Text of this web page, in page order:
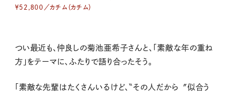
¥52,800／カチム（カチム）
つい最近も、仲良しの菊池亜希子さんと、「素敵な年の重ね
方」をテーマに、ふたりで語り合ったそう。
「素敵な先輩はたくさんいるけど、〝その人だから〞似合う